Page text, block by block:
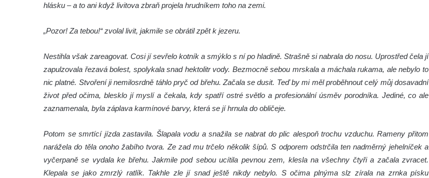
hlásku – a to ani když livitova zbraň projela hrudníkem toho na zemi.
„Pozor! Za tebou!“ zvolal livit, jakmile se obrátil zpět k jezeru.
Nestihla však zareagovat. Cosi jí sevřelo kotník a smýklo s ní po hladině. Strašně si nabrala do nosu. Uprostřed čela jí
zapulzovala řezavá bolest, spolykala snad hektolitr vody. Bezmocně sebou mrskala a máchala rukama, ale nebylo to
nic platné. Stvoření ji nemilosrdně táhlo pryč od břehu. Začala se dusit. Teď by mi měl proběhnout celý můj dosavadní
život před očima, blesklo jí myslí a čekala, kdy spatří ostré světlo a profesionální úsměv porodníka. Jediné, co ale
zaznamenala, byla záplava karmínové barvy, která se jí hrnula do obličeje.
Potom se smrtící jízda zastavila. Šlapala vodu a snažila se nabrat do plic alespoň trochu vzduchu. Rameny přitom
narážela do těla onoho žabího tvora. Ze zad mu trčelo několik šípů. S odporem odstrčila ten nadměrný jehelníček a
vyčerpaně se vydala ke břehu. Jakmile pod sebou ucítila pevnou zem, klesla na všechny čtyři a začala zvracet.
Klepala se jako zmrzlý ratlík. Takhle zle jí snad ještě nikdy nebylo. S očima plnýma slz zírala na zrnka písku